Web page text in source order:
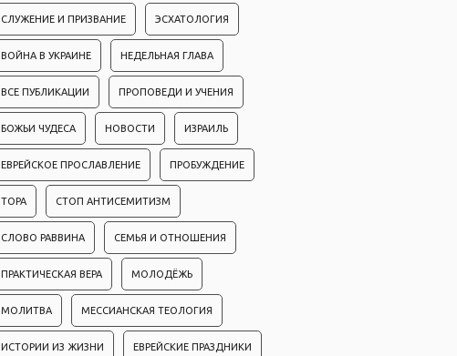
СЛУЖЕНИЕ И ПРИЗВАНИЕ ЭСХАТОЛОГИЯ
ВОЙНА В УКРАИНЕ НЕДЕЛЬНАЯ ГЛАВА
ВСЕ ПУБЛИКАЦИИ ПРОПОВЕДИ И УЧЕНИЯ
БОЖЬИ ЧУДЕСА НОВОСТИ ИЗРАИЛЬ
ЕВРЕЙСКОЕ ПРОСЛАВЛЕНИЕ ПРОБУЖДЕНИЕ
ТОРА СТОП АНТИСЕМИТИЗМ
СЛОВО РАВВИНА СЕМЬЯ И ОТНОШЕНИЯ
ПРАКТИЧЕСКАЯ ВЕРА МОЛОДЁЖЬ
МОЛИТВА МЕССИАНСКАЯ ТЕОЛОГИЯ
ИСТОРИИ ИЗ ЖИЗНИ ЕВРЕЙСКИЕ ПРАЗДНИКИ